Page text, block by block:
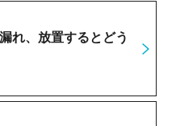
れ、放置するとどう